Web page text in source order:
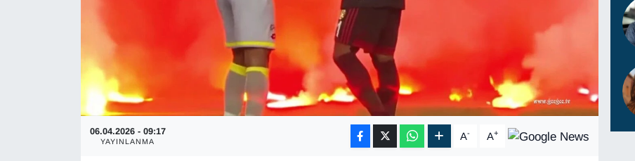
06.04.2026 - 09:17
YAYINLANMA A- A+